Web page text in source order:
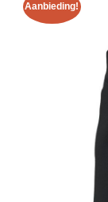
Aanbieding!